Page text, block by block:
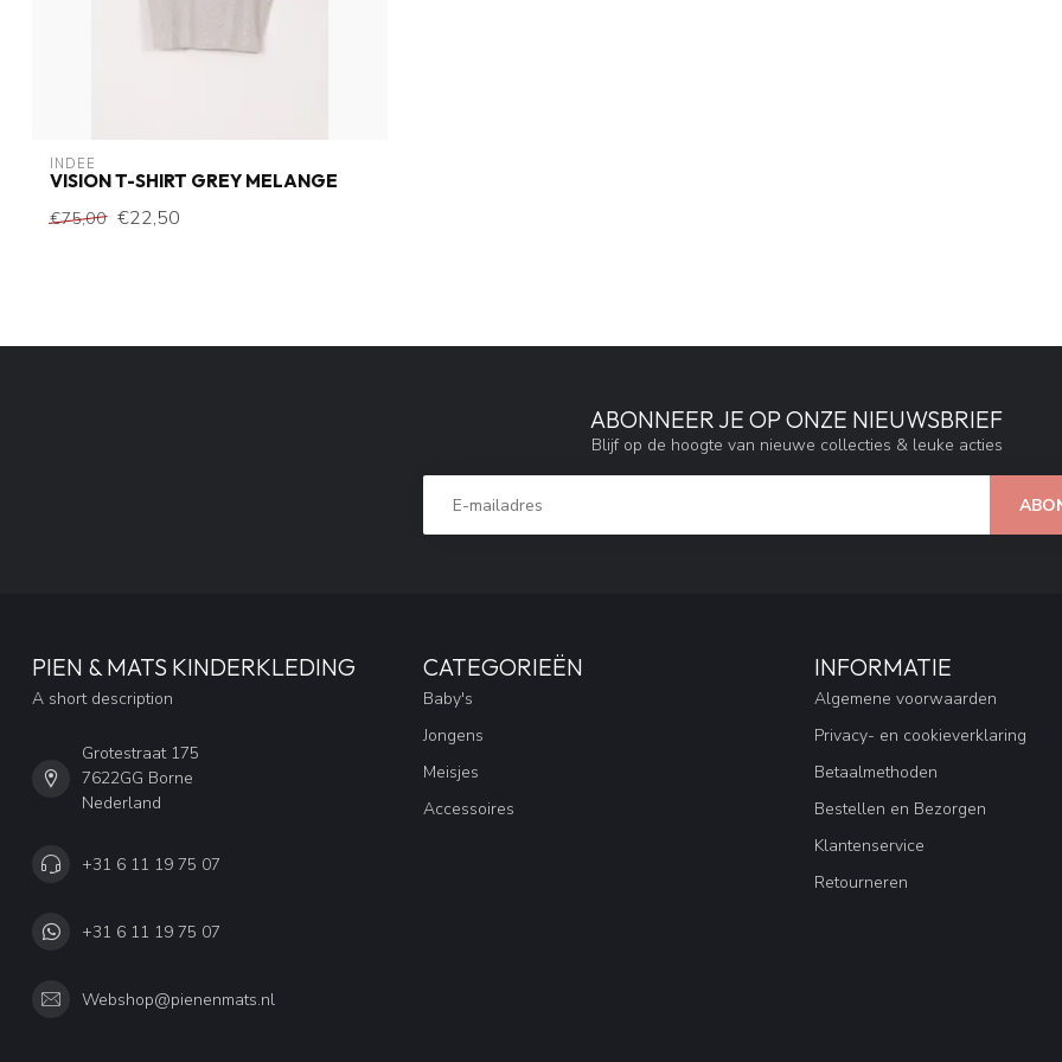
INDEE
VISION T-SHIRT GREY MELANGE
€75,00 €22,50
ABONNEER JE OP ONZE NIEUWSBRIEF
Blijf op de hoogte van nieuwe collecties & leuke acties
PIEN & MATS KINDERKLEDING
A short description
Grotestraat 175
7622GG Borne
Nederland
+31 6 11 19 75 07
+31 6 11 19 75 07
Webshop@pienenmats.nl
CATEGORIEËN
Baby's
Jongens
Meisjes
Accessoires
INFORMATIE
Algemene voorwaarden
Privacy- en cookieverklaring
Betaalmethoden
Bestellen en Bezorgen
Klantenservice
Retourneren